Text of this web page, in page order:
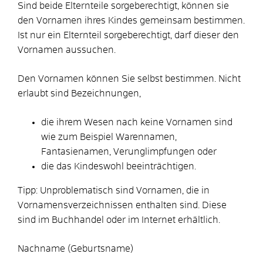
Sind beide Elternteile sorgeberechtigt, können sie
den Vornamen ihres Kindes gemeinsam bestimmen.
Ist nur ein Elternteil sorgeberechtigt, darf dieser den
Vornamen aussuchen.
Den Vornamen können Sie selbst bestimmen. Nicht
erlaubt sind Bezeichnungen,
die ihrem Wesen nach keine Vornamen sind
wie zum Beispiel Warennamen,
Fantasienamen, Verunglimpfungen oder
die das Kindeswohl beeinträchtigen.
Tipp: Unproblematisch sind Vornamen, die in
Vornamensverzeichnissen enthalten sind. Diese
sind im Buchhandel oder im Internet erhältlich.
Nachname (Geburtsname)